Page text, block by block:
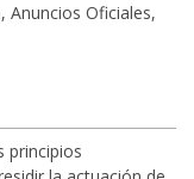
Anuncios Oficiales,
principios